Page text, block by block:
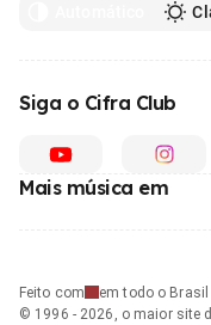
Siga o Cifra Club
Mais música em
Feito com
em todo o Brasil
© 1996 - 2026, o maior site